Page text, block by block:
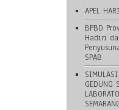
APEL
BPBD
Hadiri
SPAB
SIMULASI
GEDUNG